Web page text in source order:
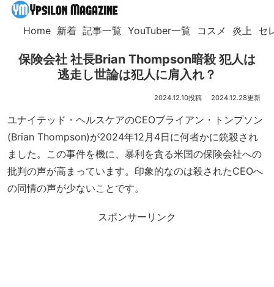
Home 新着 記事一覧 YouTuber一覧 コスメ 炎上 セ
保険会社 社長Brian Thompson暗殺 犯人は
逃走し世論は犯人に肩入れ？
2024.12.10 2024.12.28
ユナイテッド・ヘルスケアのCEOブライアン・トンプソン
(Brian Thompson)が2024年12月4日に何者かに銃殺され
ました。この事件を機に、暴利を貪る米国の保険会社への
批判の声が高まっています。印象的なのは殺されたCEOへ
の同情の声が少ないことです。
スポンサーリンク